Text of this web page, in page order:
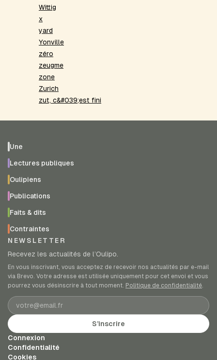
Wittig
x
yard
Yonville
zéro
zeugme
zone
Zurich
zut, c&#039;est fini
Une
Lectures publiques
Oulipiens
Publications
Faits & dits
Contraintes
NEWSLETTER
Recevez les actualités de l’Oulipo.
En vous inscrivant, vous acceptez de recevoir nos actualités par e-mail
via Brevo. Votre adresse est utilisée uniquement pour cet envoi et vous
pourrez vous désinscrire à tout moment. Politique de confidentialité
Adresse e-mail
S’inscrire
Connexion
Confidentialité
Cookies